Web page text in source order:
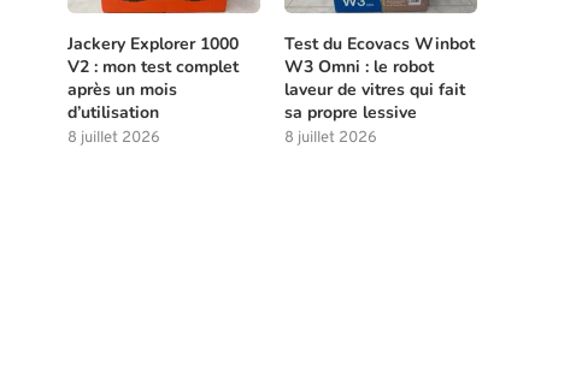
Jackery Explorer 1000
V2 : mon test complet
après un mois
d’utilisation
8 juillet 2026
Test du Ecovacs Winbot
W3 Omni : le robot
laveur de vitres qui fait
sa propre lessive
8 juillet 2026